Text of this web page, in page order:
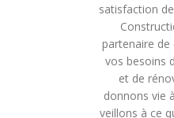
satisfaction
partenaire
vos besoins
et de
donnons vie
veillons à ce